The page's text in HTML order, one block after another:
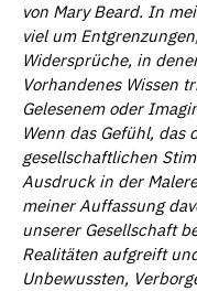
von Mary Beard. In
viel um
Widersprüche, in
Vorhandenes Wissen
Gelesenem oder
Wenn das Gefühl, das
gesellschaftlichen
Ausdruck in der
meiner Auffassung
unserer Gesellschaft
Realitäten aufgreift
Unbewussten,